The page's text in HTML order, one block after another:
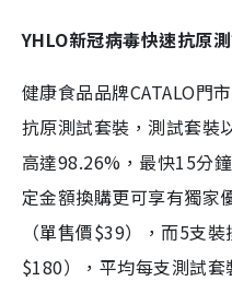
YHLO新冠病毒快速抗原
健康食品品牌CATALO門
抗原測試套裝，測試套裝
高達98.26%，最快15分
定金額換購更可享有獨家
（單售價$39），而5支
$180），平均每支測試